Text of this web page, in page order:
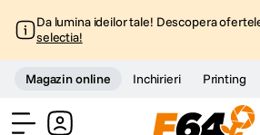
Da lumina ideilor tale! Descopera
selectia!
Magazin online Inchirieri Printing